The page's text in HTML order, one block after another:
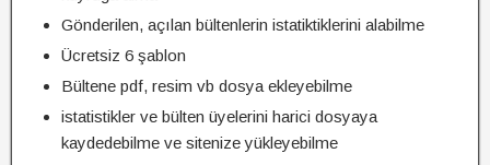
Gönderilen, açılan bültenlerin istatiktiklerini alabilme
Ücretsiz 6 şablon
Bültene pdf, resim vb dosya ekleyebilme
istatistikler ve bülten üyelerini harici dosyaya
kaydedebilme ve sitenize yükleyebilme